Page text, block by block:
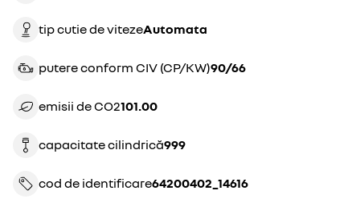
tip cutie de viteze automata
putere conform CIV (CP/KW) 90/66
emisii de CO2 101.00
capacitate cilindrică 999
cod de identificare 64200402_14616